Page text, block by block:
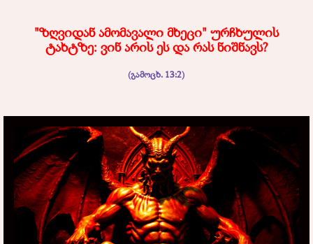
"ზღვიდან ამომავალი მხეცი" ურჩხულის
ტახტზე: ვინ არის ეს და რას ნიშნავს?
(გამოცხ. 13:2)